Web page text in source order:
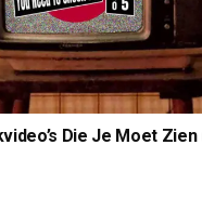
Die Je Moet Zien